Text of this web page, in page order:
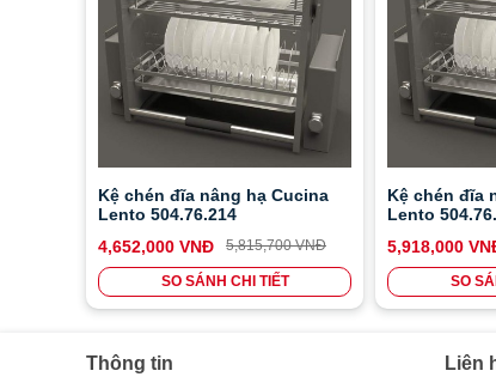
Kệ chén đĩa nâng hạ Cucina
Lento 504.76.214
4,652,000 VNĐ
5,815,700 VNĐ
SO SÁNH CHI TIẾT
Kệ chén đĩa
Lento
5,918,000
SO
Thông tin Liên